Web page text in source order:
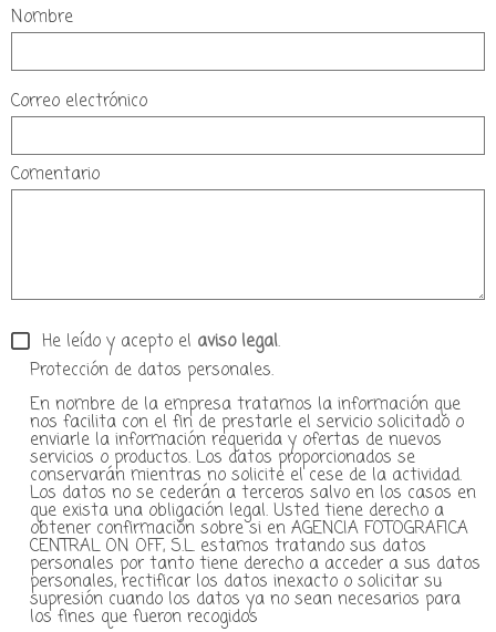
Nombre
Correo electrónico
Comentario
He leído y acepto el aviso legal.
Protección de datos personales.
En nombre de la empresa tratamos la información que
nos facilita con el fin de prestarle el servicio solicitado o
enviarle la información requerida y ofertas de nuevos
servicios o productos. Los datos proporcionados se
conservarán mientras no solicite el cese de la actividad.
Los datos no se cederán a terceros salvo en los casos en
que exista una obligación legal. Usted tiene derecho a
obtener confirmación sobre si en AGENCIA FOTOGRAFICA
CENTRAL ON OFF, S.L. estamos tratando sus datos
personales por tanto tiene derecho a acceder a sus datos
personales, rectificar los datos inexacto o solicitar su
supresión cuando los datos ya no sean necesarios para
los fines que fueron recogidos